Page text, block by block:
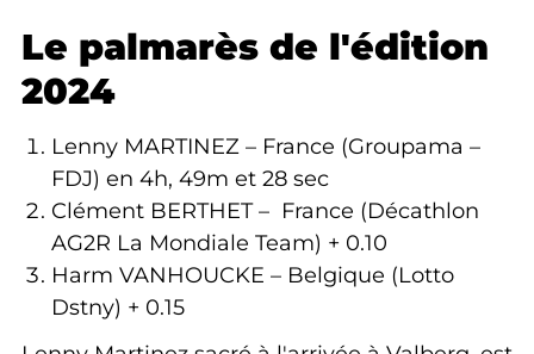
Le palmarès de l'édition
2024
Lenny MARTINEZ – France (Groupama –
FDJ) en 4h, 49m et 28 sec
Clément BERTHET – France (Décathlon
AG2R La Mondiale Team) + 0.10
Harm VANHOUCKE – Belgique (Lotto
Dstny) + 0.15